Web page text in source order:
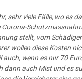
sehr viele Fälle, wo es
Corona-
stellt, vom
wollen diese Kosten
auch, wenn es nur 70
dann auch Mist und es